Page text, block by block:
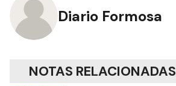
Diario Formosa
NOTAS RELACIONADAS